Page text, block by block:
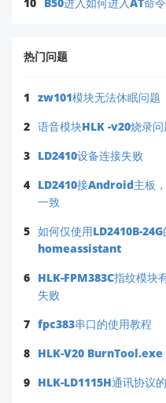
热门问题
1 zw101模块无法休眠问题
2 语音模块HLK -v20烧录问
3 LD2410设备连接失败
4 LD2410接Android主板
一致
5 如何仅使用LD2410B-
homeassistant
6 HLK-FPM383C指纹模块
失败
7 fpc383串口的使用教程
8 HLK-V20 BurnTool.exe
9 HLK-LD1115H通讯协议